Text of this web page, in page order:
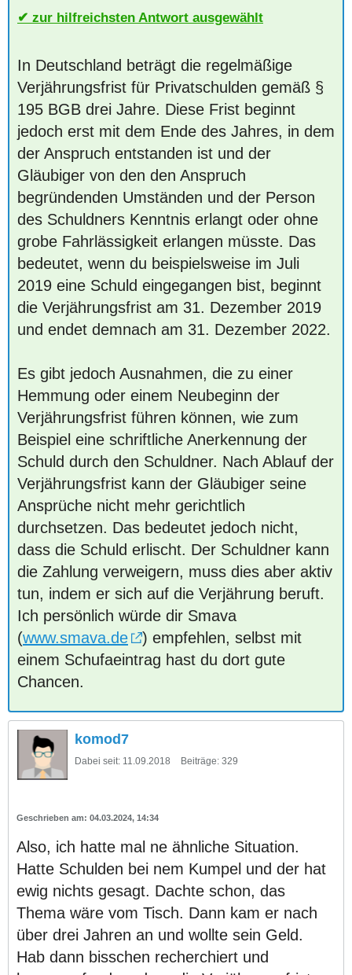
zur hilfreichsten Antwort ausgewählt
In Deutschland beträgt die regelmäßige
Verjährungsfrist für Privatschulden gemäß §
195 BGB drei Jahre. Diese Frist beginnt
jedoch erst mit dem Ende des Jahres, in dem
der Anspruch entstanden ist und der
Gläubiger von den den Anspruch
begründenden Umständen und der Person
des Schuldners Kenntnis erlangt oder ohne
grobe Fahrlässigkeit erlangen müsste. Das
bedeutet, wenn du beispielsweise im Juli
2019 eine Schuld eingegangen bist, beginnt
die Verjährungsfrist am 31. Dezember 2019
und endet demnach am 31. Dezember 2022.
Es gibt jedoch Ausnahmen, die zu einer
Hemmung oder einem Neubeginn der
Verjährungsfrist führen können, wie zum
Beispiel eine schriftliche Anerkennung der
Schuld durch den Schuldner. Nach Ablauf der
Verjährungsfrist kann der Gläubiger seine
Ansprüche nicht mehr gerichtlich
durchsetzen. Das bedeutet jedoch nicht,
dass die Schuld erlischt. Der Schuldner kann
die Zahlung verweigern, muss dies aber aktiv
tun, indem er sich auf die Verjährung beruft.
Ich persönlich würde dir Smava
(www.smava.de
) empfehlen, selbst mit
einem Schufaeintrag hast du dort gute
Chancen.
komod7
Dabei seit: 11.09.2018 Beiträge: 329
04.03.2024, 14:34
Also, ich hatte mal ne ähnliche Situation.
Hatte Schulden bei nem Kumpel und der hat
ewig nichts gesagt. Dachte schon, das
Thema wäre vom Tisch. Dann kam er nach
über drei Jahren an und wollte sein Geld.
Hab dann bisschen recherchiert und